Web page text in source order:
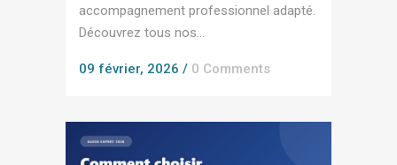
accompagnement professionnel adapté.
Découvrez tous nos...
09 février, 2026 / 0 Comments